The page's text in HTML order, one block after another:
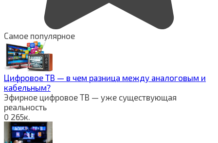
Самое популярное
Цифровое ТВ — в чем разница между аналоговым и
кабельным?
Эфирное цифровое ТВ — уже существующая
реальность
0 265к.